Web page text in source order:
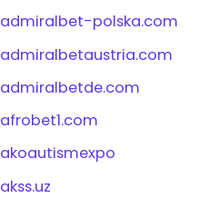
admiralbet-polska.com
admiralbetaustria.com
admiralbetde.com
afrobet1.com
akoautismexpo
akss.uz